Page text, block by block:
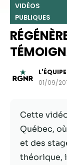
VIDÉOS
PUBLIQUES
01/09/
Cette
Québec,
et des
théorique,